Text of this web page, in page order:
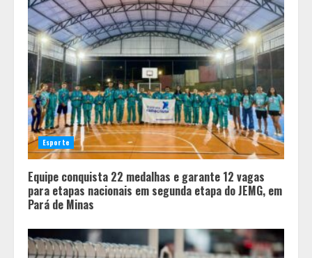
Esporte
Equipe conquista 22 medalhas e garante 12 vagas
para etapas nacionais em segunda etapa do JEMG, em
Pará de Minas